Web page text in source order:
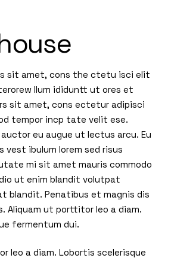
sit amet, cons the ctetu isci elit
llum ididuntt ut ores et
sit amet, cons ectetur adipisci
tempor incp tate velit ese.
eu augue ut lectus arcu. Eu
vest ibulum lorem sed risus
mi sit amet mauris commodo
ut enim blandit volutpat
blandit. Penatibus et magnis dis
Aliquam ut porttitor leo a diam.
fermentum dui.
leo a diam. Lobortis scelerisque